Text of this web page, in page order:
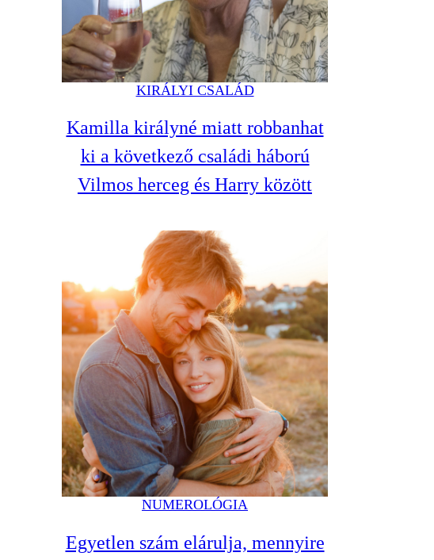
KIRÁLYI CSALÁD
Kamilla királyné miatt robbanhat
ki a következő családi háború
Vilmos herceg és Harry között
NUMEROLÓGIA
Egyetlen szám elárulja, mennyire